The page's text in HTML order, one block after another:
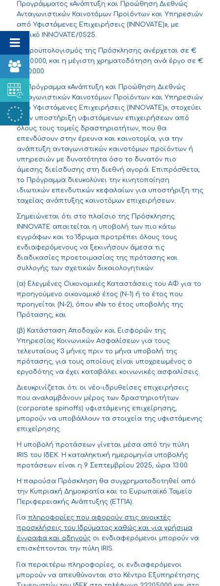
Προγράμματος «Ανάπτυξη και Προώθηση Διεθνώς
Ανταγωνιστικών Καινοτόμων Προϊόντων και Υπηρεσιών
από Υφιστάμενες Επιχειρήσεις (INNOVATE)», με
κωδικό INNOVATE/0525.
Ο προϋπολογισμός της Πρόσκλησης ανέρχεται σε €
3.200.000, και η μέγιστη χρηματοδότηση ανά έργο σε €
1.000.000.
To Πρόγραμμα «Ανάπτυξη και Προώθηση Διεθνώς
Ανταγωνιστικών Καινοτόμων Προϊόντων και Υπηρεσιών
από Υφιστάμενες Επιχειρήσεις (INNOVATE)», στοχεύει
στην υποστήριξη υφιστάμενων επιχειρήσεων από
όλους τους τομείς δραστηριοτήτων, που θα
επενδύσουν στην έρευνα και καινοτομία, για την
ανάπτυξη ανταγωνιστικών καινοτόμων προϊόντων ή
υπηρεσιών με δυνατότητα όσο το δυνατόν πιο
άμεσης διείσδυσης στη διεθνή αγορά. Επιπρόσθετα,
το Πρόγραμμα διευκολύνει την κινητοποίηση
ιδιωτικών επενδυτικών κεφαλαίων για υποστήριξη της
ταχείας ανάπτυξης καινοτόμων επιχειρήσεων.
Σημειώνεται ότι στο πλαίσιο της Πρόσκλησης
INNOVATE απαιτείται η υποβολή των πιο κάτω
εγγράφων και το Ίδρυμα προτρέπει όλους τους
ενδιαφερόμενους να ξεκινήσουν άμεσα τις
διαδικασίες προετοιμασίας της πρότασης και
συλλογής των σχετικών δικαιολογητικών:
(α) Ελεγμένες Οικονομικές Καταστάσεις του ΑΦ για το
προηγούμενο οικονομικό έτος (N-1) ή το έτος που
προηγείται (N-2), όπου «Ν» το έτος υποβολής της
Πρότασης, και
(β) Κατάσταση Αποδοχών και Εισφορών της
Υπηρεσίας Κοινωνικών Ασφαλίσεων για τους
τελευταίους 3 μήνες πριν το μήνα υποβολή της
πρότασης, για τους οποίους είναι υποχρεωμένος ο
εργοδότης να έχει καταβάλει κοινωνικές ασφαλίσεις.
Διευκρινίζεται ότι οι νέο-ιδρυθείσες επιχειρήσεις
που αναλαμβάνουν μέρος των δραστηριοτήτων
(corporate spinoffs) υφιστάμενης επιχείρησης,
μπορούν να υποβάλλουν τα στοιχεία της υφιστάμενης
επιχείρησης.
Η υποβολή προτάσεων γίνεται μέσα από την πύλη
IRIS του ΙδΕΚ. H καταληκτική ημερομηνία υποβολής
προτάσεων είναι η 9 Σεπτεμβρίου 2025, ώρα 13:00.
Η παρούσα Πρόσκληση θα συγχρηματοδοτηθεί από
την Κυπριακή Δημοκρατία και το Ευρωπαϊκό Ταμείο
Περιφερειακής Ανάπτυξης (ΕΤΠΑ).
Για πληροφορίες που αφορούν στις ανοικτές
προσκλήσεις του Ιδρύματος καθώς και για χρήσιμα
έγγραφα και οδηγούς οι ενδιαφερόμενοι μπορούν να
επισκέπτονται την πύλη IRIS.
Για περαιτέρω πληροφορίες, οι ενδιαφερόμενοι
μπορούν να απευθύνονται στο Κέντρο Εξυπηρέτησης